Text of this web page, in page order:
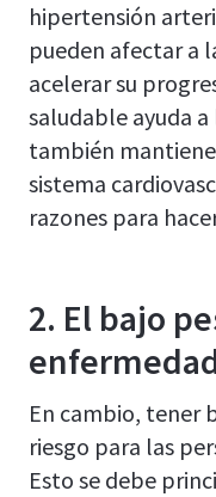
hipertensión
pueden afectar a
acelerar su
saludable ayuda
también
sistema
razones para
2. El bajo
En cambio, tener
riesgo para las
Esto se debe